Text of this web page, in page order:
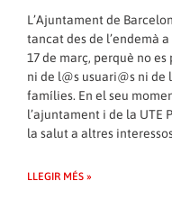
L’Ajuntament de
tancat des de l’endemà
17 de març, perquè no
ni de l@s usuari@s ni de
famílies. En el seu
l’ajuntament i de la UTE
la salut a altres
LLEGIR MÉS »